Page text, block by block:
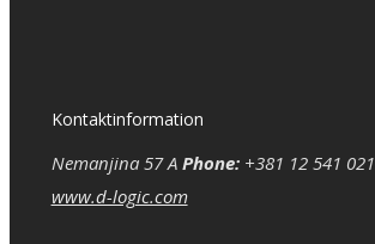
Kontaktinformation
Nemanjina 57 A Phone:+381 12 541 021
www.d-logic.com